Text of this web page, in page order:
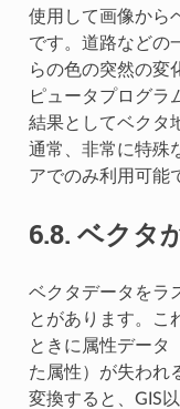
使用して画像から
です。道路などの
らの色の突然の変
ピュータプログラ
結果としてベクタ
通常、非常に特殊
アでのみ利用可能
6.8. ベクタ
ベクタデータをラ
とがあります。こ
ときに属性データ
た属性）が失われ
変換すると、GIS